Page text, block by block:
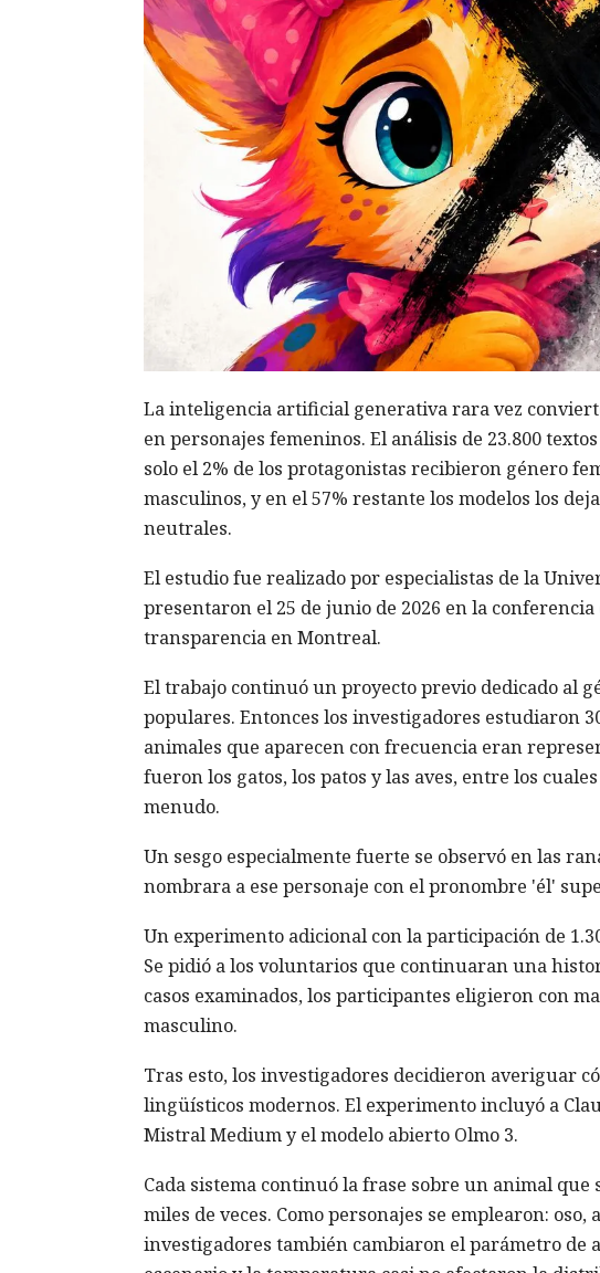
La inteligencia artificial generativa rara vez
en personajes femeninos. El análisis de 23.800
solo el 2% de los protagonistas recibieron género
masculinos, y en el 57% restante los modelos los
neutrales.
El estudio fue realizado por especialistas de la
presentaron el 25 de junio de 2026 en la
transparencia en Montreal.
El trabajo continuó un proyecto previo dedicado al
populares. Entonces los investigadores estudiaron
animales que aparecen con frecuencia eran
fueron los gatos, los patos y las aves, entre los
menudo.
Un sesgo especialmente fuerte se observó en las
nombrara a ese personaje con el pronombre 'él'
Un experimento adicional con la participación de
Se pidió a los voluntarios que continuaran una
casos examinados, los participantes eligieron con
masculino.
Tras esto, los investigadores decidieron averiguar
lingüísticos modernos. El experimento incluyó a
Mistral Medium y el modelo abierto Olmo 3.
Cada sistema continuó la frase sobre un animal
miles de veces. Como personajes se emplearon:
investigadores también cambiaron el parámetro de